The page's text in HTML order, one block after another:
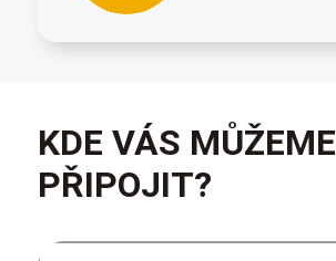
KDE VÁS MŮŽEME
PŘIPOJIT?